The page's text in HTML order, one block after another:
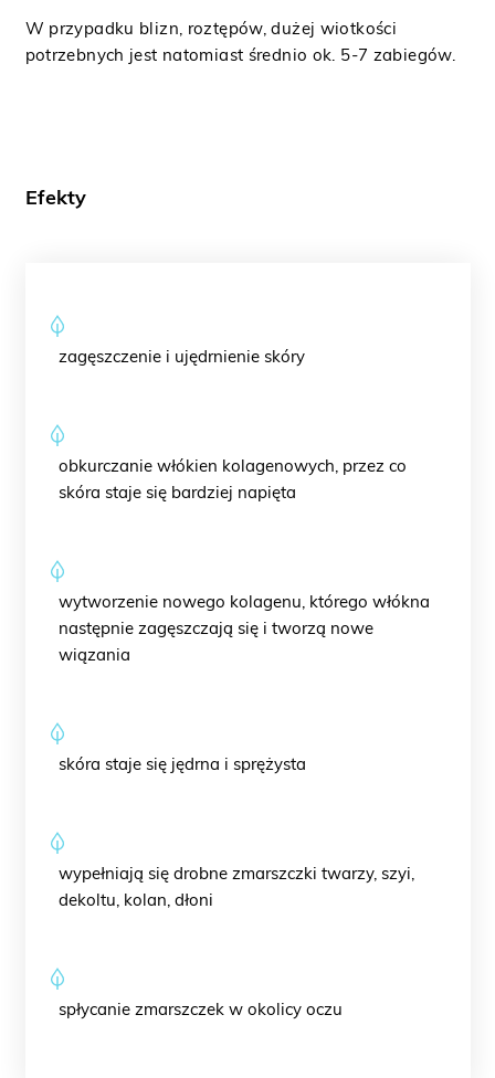
W przypadku blizn, roztępów, dużej wiotkości
potrzebnych jest natomiast średnio ok. 5-7 zabiegów.
Efekty
zagęszczenie i ujędrnienie skóry
obkurczanie włókien kolagenowych, przez co
skóra staje się bardziej napięta
wytworzenie nowego kolagenu, którego włókna
następnie zagęszczają się i tworzą nowe
wiązania
skóra staje się jędrna i sprężysta
wypełniają się drobne zmarszczki twarzy, szyi,
dekoltu, kolan, dłoni
spłycanie zmarszczek w okolicy oczu